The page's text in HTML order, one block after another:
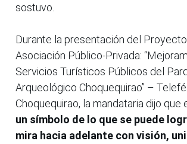
sostuvo.
Durante la presentación del
Asociación Público-Privada:
Servicios Turísticos Públicos del
Arqueológico Choquequirao” –
Choquequirao, la mandataria dijo que
un símbolo de lo que se puede
mira hacia adelante con visión,